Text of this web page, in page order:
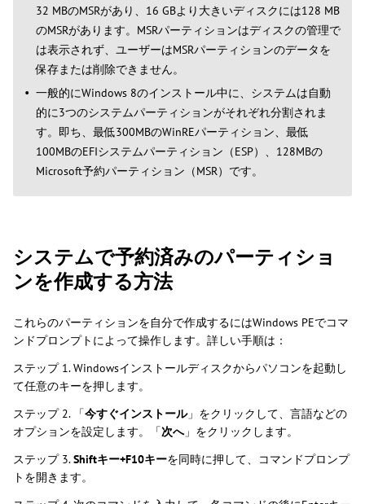
32 MBのMSRがあり、16 GBより大きいディスクには128 MB
のMSRがあります。MSRパーティションはディスクの管理で
は表示されず、ユーザーはMSRパーティションのデータを
保存または削除できません。
一般的にWindows 8のインストール中に、システムは自動
的に3つのシステムパーティションがそれぞれ分割されま
す。即ち、最低300MBのWinREパーティション、最低
100MBのEFIシステムパーティション（ESP）、128MBの
Microsoft予約パーティション（MSR）です。
システムで予約済みのパーティショ
ンを作成する方法
これらのパーティションを自分で作成するにはWindows PEでコマ
ンドプロンプトによって操作します。詳しい手順は：
ステップ 1. Windowsインストールディスクからパソコンを起動し
て任意のキーを押します。
ステップ 2. 「今すぐインストール」をクリックして、言語などの
オプションを設定します。「次へ」をクリックします。
ステップ 3.Shiftキー+F10キーを同時に押して、コマンドプロンプ
トを開きます。